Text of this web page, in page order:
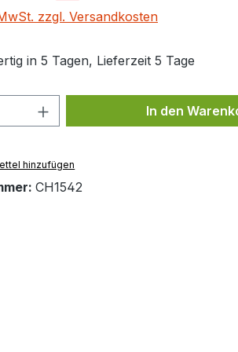
zzgl. Versandkosten
in 5 Tagen, Lieferzeit 5 Tage
Anzahl: Gib denIn den
hinzufügen
CH1542